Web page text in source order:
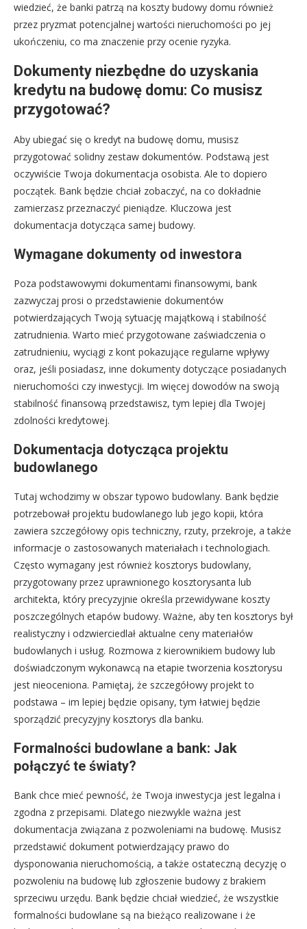
wiedzieć, że banki patrzą na koszty budowy domu również
przez pryzmat potencjalnej wartości nieruchomości po jej
ukończeniu, co ma znaczenie przy ocenie ryzyka.
Dokumenty niezbędne do uzyskania
kredytu na budowę domu: Co musisz
przygotować?
Aby ubiegać się o kredyt na budowę domu, musisz
przygotować solidny zestaw dokumentów. Podstawą jest
oczywiście Twoja dokumentacja osobista. Ale to dopiero
początek. Bank będzie chciał zobaczyć, na co dokładnie
zamierzasz przeznaczyć pieniądze. Kluczowa jest
dokumentacja dotycząca samej budowy.
Wymagane dokumenty od inwestora
Poza podstawowymi dokumentami finansowymi, bank
zazwyczaj prosi o przedstawienie dokumentów
potwierdzających Twoją sytuację majątkową i stabilność
zatrudnienia. Warto mieć przygotowane zaświadczenia o
zatrudnieniu, wyciągi z kont pokazujące regularne wpływy
oraz, jeśli posiadasz, inne dokumenty dotyczące posiadanych
nieruchomości czy inwestycji. Im więcej dowodów na swoją
stabilność finansową przedstawisz, tym lepiej dla Twojej
zdolności kredytowej.
Dokumentacja dotycząca projektu
budowlanego
Tutaj wchodzimy w obszar typowo budowlany. Bank będzie
potrzebował projektu budowlanego lub jego kopii, która
zawiera szczegółowy opis techniczny, rzuty, przekroje, a także
informacje o zastosowanych materiałach i technologiach.
Często wymagany jest również kosztorys budowlany,
przygotowany przez uprawnionego kosztorysanta lub
architekta, który precyzyjnie określa przewidywane koszty
poszczególnych etapów budowy. Ważne, aby ten kosztorys był
realistyczny i odzwierciedlał aktualne ceny materiałów
budowlanych i usług. Rozmowa z kierownikiem budowy lub
doświadczonym wykonawcą na etapie tworzenia kosztorysu
jest nieoceniona. Pamiętaj, że szczegółowy projekt to
podstawa – im lepiej będzie opisany, tym łatwiej będzie
sporządzić precyzyjny kosztorys dla banku.
Formalności budowlane a bank: Jak
połączyć te światy?
Bank chce mieć pewność, że Twoja inwestycja jest legalna i
zgodna z przepisami. Dlatego niezwykle ważna jest
dokumentacja związana z pozwoleniami na budowę. Musisz
przedstawić dokument potwierdzający prawo do
dysponowania nieruchomością, a także ostateczną decyzję o
pozwoleniu na budowę lub zgłoszenie budowy z brakiem
sprzeciwu urzędu. Bank będzie chciał wiedzieć, że wszystkie
formalności budowlane są na bieżąco realizowane i że